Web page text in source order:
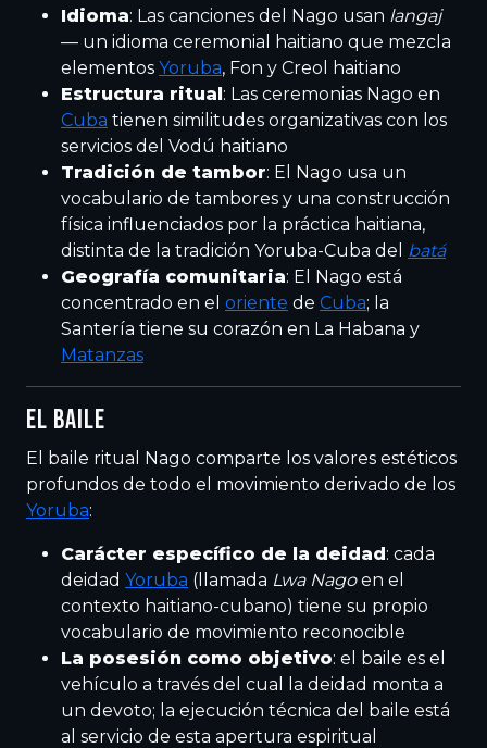
Idioma: Las canciones del Nago usan langaj
— un idioma ceremonial haitiano que mezcla
elementos Yoruba, Fon y Creol haitiano
Estructura ritual: Las ceremonias Nago en
Cuba tienen similitudes organizativas con los
servicios del Vodú haitiano
Tradición de tambor: El Nago usa un
vocabulario de tambores y una construcción
física influenciados por la práctica haitiana,
distinta de la tradición Yoruba-Cuba del batá
Geografía comunitaria: El Nago está
concentrado en el oriente de Cuba; la
Santería tiene su corazón en La Habana y
Matanzas
EL BAILE
El baile ritual Nago comparte los valores estéticos
profundos de todo el movimiento derivado de los
Yoruba:
Carácter específico de la deidad: cada
deidad Yoruba (llamada Lwa Nagoen el
contexto haitiano-cubano) tiene su propio
vocabulario de movimiento reconocible
La posesión como objetivo: el baile es el
vehículo a través del cual la deidad monta a
un devoto; la ejecución técnica del baile está
al servicio de esta apertura espiritual